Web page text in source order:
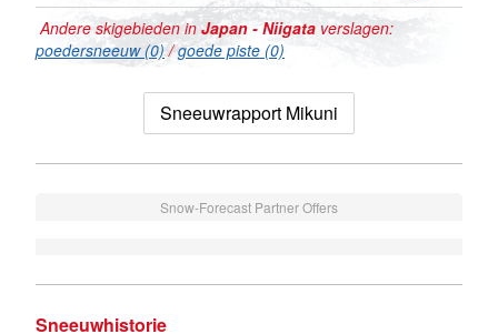
Andere skigebieden in Japan - Niigata verslagen:
poedersneeuw (0)/goede piste (0)
Sneeuwrapport Mikuni
Snow-Forecast Partner Offers
Sneeuwhistorie